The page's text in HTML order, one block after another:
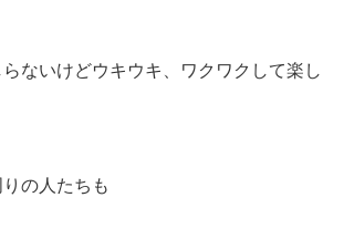
ないけどウキウキ、ワクワクして楽し
の人たちも